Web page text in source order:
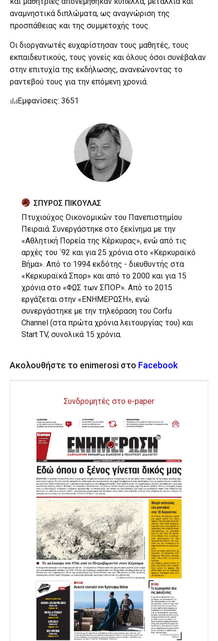
αναμνηστικά διπλώματα, ως αναγνώριση της
προσπάθειας και της συμμετοχής τους.
Οι διοργανωτές ευχαρίστησαν τους μαθητές, τους
εκπαιδευτικούς, τους γονείς και όλους όσοι συνέβαλαν
στην επιτυχία της εκδήλωσης, ανανεώνοντας το
ραντεβού τους για την επόμενη χρονιά.
Εμφανίσεις: 3651
ΣΠΥΡΟΣ ΠΙΚΟΥΛΑΣ
Πτυχιούχος Οικονομικών του Πανεπιστημίου
Πειραιά. Συνεργάστηκε στο ξεκίνημα με την
«Αθλητική Πορεία της Κέρκυρας», ενώ από τις
αρχές του ΄92 και για 25 χρόνια στο «Κερκυραϊκό
Βήμα». Από το 1994 εκδότης - διευθυντής στα
«Κερκυραϊκά Σπορ» και από το 2000 και για 15
χρόνια στο «ΦΩΣ των ΣΠΟΡ». Από το 2015
εργάζεται στην «ΕΝΗΜΕΡΩΣΗ», ενώ
συνεργάστηκε με την τηλεόραση του Corfu
Channel (στα πρώτα χρόνια λειτουργίας του) και
Start TV, συνολικά 15 χρόνια.
Ακολουθήστε το enimerosi στο Facebook
Συνδρομητές στο e-paper